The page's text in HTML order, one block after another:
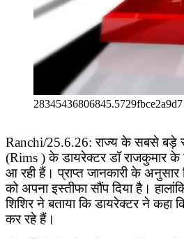
28345436806845.5729fbce2a9d7
Ranchi/25.6.26: राज्य के सबसे बड़े
(Rims ) के डायरेक्टर डॉ राजकुमार
आ रही हैं। प्राप्त जानकारी के अनुसार
को अपना इस्तीफा सौंप दिया है।
शिशिर ने बताया कि डायरेक्टर ने कहा
कर रहे हैं।